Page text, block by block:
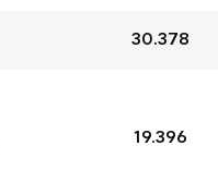
30.378
19.396